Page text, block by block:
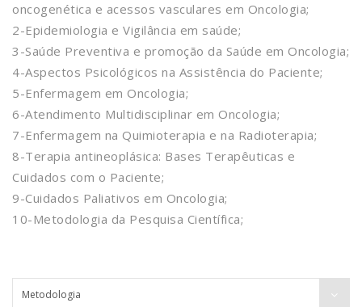
oncogenética e acessos vasculares em Oncologia;
2-Epidemiologia e Vigilância em saúde;
3-Saúde Preventiva e promoção da Saúde em Oncologia;
4-Aspectos Psicológicos na Assistência do Paciente;
5-Enfermagem em Oncologia;
6-Atendimento Multidisciplinar em Oncologia;
7-Enfermagem na Quimioterapia e na Radioterapia;
8-Terapia antineoplásica: Bases Terapêuticas e
Cuidados com o Paciente;
9-Cuidados Paliativos em Oncologia;
10-Metodologia da Pesquisa Científica;